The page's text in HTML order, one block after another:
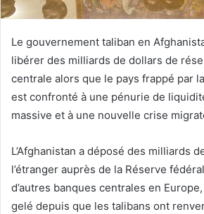
Le gouvernement taliban en
libérer des milliards de dollars de
centrale alors que le pays frappé par
est confronté à une pénurie de
massive et à une nouvelle crise
L’Afghanistan a déposé des milliards
l’étranger auprès de la Réserve
d’autres banques centrales en
gelé depuis que les talibans ont